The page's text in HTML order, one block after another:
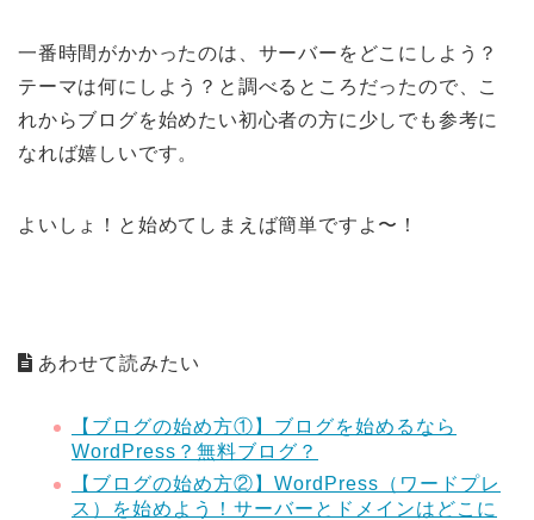
一番時間がかかったのは、サーバーをどこにしよう？
テーマは何にしよう？と調べるところだったので、こ
れからブログを始めたい初心者の方に少しでも参考に
なれば嬉しいです。
よいしょ！と始めてしまえば簡単ですよ〜！
あわせて読みたい
【ブログの始め方①】ブログを始めるなら
WordPress？無料ブログ？
【ブログの始め方②】WordPress（ワードプレ
ス）を始めよう！サーバーとドメインはどこに